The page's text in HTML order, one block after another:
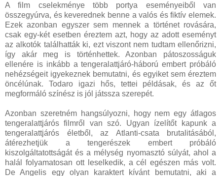
A film cselekménye több portya eseményeiből van
összegyúrva, és keverednek benne a valós és fiktív elemek.
Ezek azonban egyszer sem mennek a történet rovására,
csak egy-két esetben éreztem azt, hogy az adott eseményt
az alkotók találhatták ki, ezt viszont nem tudtam ellenőrizni,
így akár meg is történhettek. Azonban pátoszosságuk
ellenére is inkább a tengeralattjáró-háború embert próbáló
nehézségeit igyekeznek bemutatni, és egyiket sem éreztem
öncélúnak. Todaro igazi hős, tettei példásak, és az őt
megformáló színész is jól játssza szerepét.
Azonban szeretném hangsúlyozni, hogy nem egy átlagos
tengeralattjárós filmről van szó. Ugyan ízelítőt kapunk a
tengeralattjárós életből, az Atlanti-csata brutalitásából,
átérezhetjük a tengerészek embert próbáló
kiszolgáltatottságát és a mélység nyomasztó súlyát, ahol a
halál folyamatosan ott leselkedik, a cél egészen más volt.
De Angelis egy olyan karaktert kívánt bemutatni, aki a